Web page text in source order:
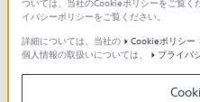
MSH-M128A
ついては、当社のCookieポリシーをご覧く
イバシーポリシーをご覧ください。
詳細については、当社の
Cookieポリシー
個人情報の取扱いについては、
プライバ